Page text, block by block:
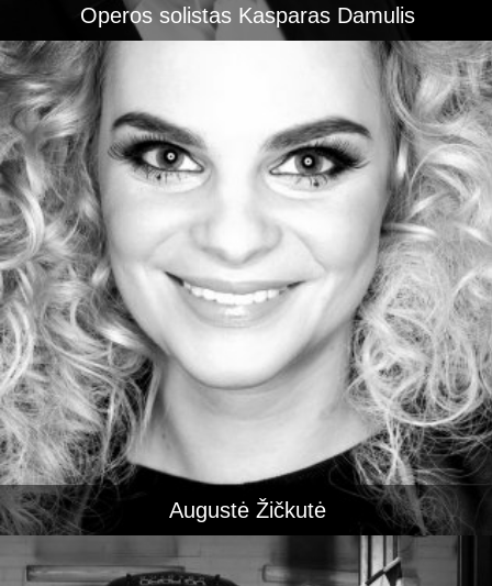
Operos solistas Kasparas Damulis
Augustė Žičkutė